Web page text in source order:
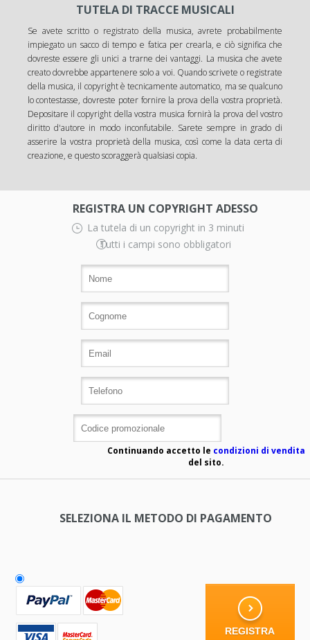
TUTELA DI TRACCE MUSICALI
Se avete scritto o registrato della musica, avrete probabilmente
impiegato un sacco di tempo e fatica per crearla, e ciò significa che
dovreste essere gli unici a trarne dei vantaggi. La musica che avete
creato dovrebbe appartenere solo a voi. Quando scrivete o registrate
della musica, il copyright è tecnicamente automatico, ma se qualcuno
lo contestasse, dovreste poter fornire la prova della vostra proprietà.
Depositare il copyright della vostra musica fornirà la prova del vostro
diritto d'autore in modo inconfutabile. Sarete sempre in grado di
asserire la vostra proprietà della musica, così come la data certa di
creazione, e questo scoraggerà qualsiasi copia.
REGISTRA UN COPYRIGHT ADESSO
La tutela di un copyright in 3 minuti
Tutti i campi sono obbligatori
Continuando accetto le condizioni di vendita
del sito.
SELEZIONA IL METODO DI PAGAMENTO